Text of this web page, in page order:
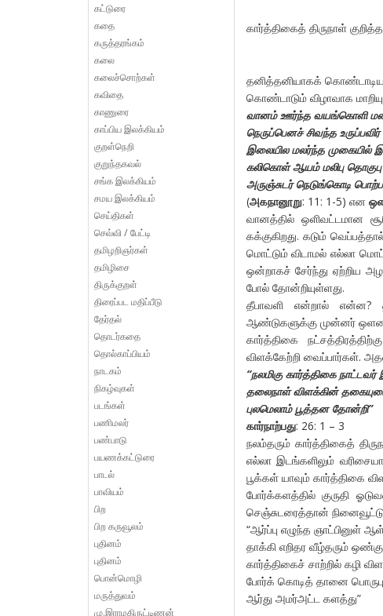
கார்த்திகைத் திருநாள்
தனித்தனியாகக் கொண்டாடிய
கொண்டாடும் விழாவாக
வானம் ஊர்ந்த வயங்கொளி
நெருப்பெனச் சிவந்த
இலையில மலர்ந்த முகையில்
கலிகொள் ஆயம் மலிபு
அருஞ்சுடர் நெடுங்கொடி
(அகநானூறு: 11: 1-5) என
வானத்தில் ஒளிவட்டமான
கக்குகிறது. கடும்
மொட்டும் விடாமல் எல்லா
ஒன்றாகச் சேர்ந்து ஏற்றிய
போல் தோன்றியுள்ளது.
தீபாவளி என்றால் என்ன?
ஆண்டுகளுக்கு முன்னர்
கார்த்திகை
விளக்கேற்றி வைப்பார்கள்.
“நலமிகு கார்த்திகை நாட்டவர்
தலைநாள் விளக்கின்
புலமெலாம் பூத்தன தோன்றி”
கார்நாற்பது: 26: 1 – 3
நலம்தரும் கார்த்திகைத்
எல்லா இடங்களிலும்
பூக்கள் யாவும் கார்த்திகை
போர்க்களத்தில் குருதி
செஞ்சுடரைத்தான்
“ஆர்ப்பு எழுந்த ஞாட்பினுள்
தாக்கி எறிதர வீழ்தரும்
கார்த்திகைச் சாற்றில் கழி
போர்க் கொடித் தானை
ஆர்து அமர்அட்ட களத்து”
கட்டுரை
கதை
கருத்தரங்கம்
கலை
கலைச்சொற்கள்
கவிதை
காணுரை
காப்பிய இலக்கியம்
குறள்நெறி
குறுந்தகவல்
சங்க இலக்கியம்
சமய இலக்கியம்
செய்திகள்
செவ்வி / பேட்டி
தமிழறிஞர்கள்
தமிழிசை
திருக்குறள்
திரைப்பட மதிப்பீடு
தேர்தல்
தொடர்கதை
தொல்காப்பியம்
நாடகம்
நிகழ்வுகள்
படங்கள்
பணிமலர்
பண்பாடு
பயணக்கட்டுரை
பாடல்
பாவியம்
பிற
பிற கருவூலம்
புதினம்
புதினம்
பொன்மொழி
மருத்துவம்
மு.இராமகிருட்டிணன்